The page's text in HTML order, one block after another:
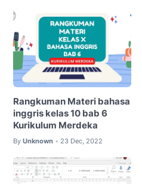
Rangkuman Materi bahasa
inggris kelas 10 bab 6
Kurikulum Merdeka
By Unknown • 23 Dec, 2022